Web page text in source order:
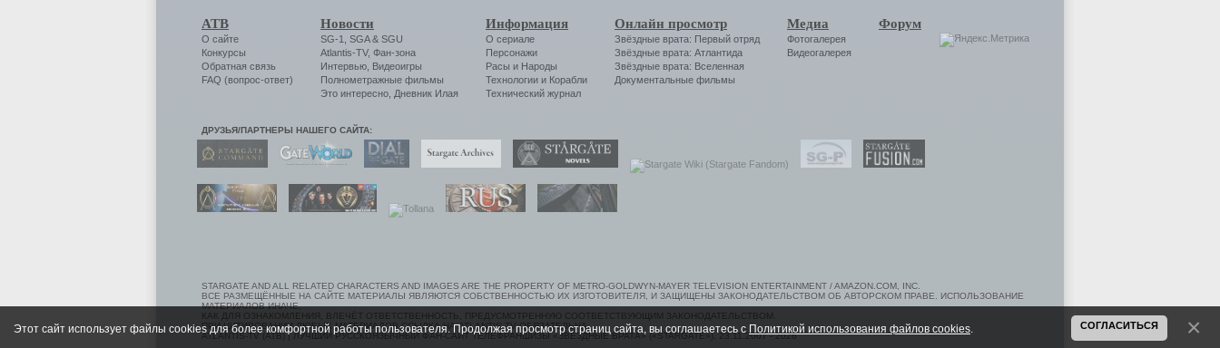
АТВ
О сайте
Конкурсы
Обратная связь
FAQ (вопрос-ответ)
Новости
SG-1 SGA& SGU
Atlantis-TV, Фан-зона
Интервью Видеоигры
Полнометражные фильмы
Это интересно Дневник Илая
Информация
О сериале
Персонажи
Расы и Народы
Технологии и Корабли
Технический журнал
Онлайн просмотр
Звёздные врата: Первый отряд
Звёздные врата: Атлантида
Звёздные врата: Вселенная
Документальные фильмы
Медиа
Фотогалерея
Видеогалерея
Форум
ДРУЗЬЯ/ПАРТНЕРЫ НАШЕГО САЙТА:
STARGATE AND ALL RELATED CHARACTERS AND IMAGES ARE THE PROPERTY OF METRO-GOLDWYN-MAYER TELEVISION ENTERTAINMENT / AMAZON.COM, INC.
ВСЕ РАЗМЕЩЁННЫЕ НА САЙТЕ МАТЕРИАЛЫ ЯВЛЯЮТСЯ СОБСТВЕННОСТЬЮ ИХ ИЗГОТОВИТЕЛЯ, И ЗАЩИЩЕНЫ ЗАКОНОДАТЕЛЬСТВОМ ОБ АВТОРСКОМ ПРАВЕ. ИСПОЛЬЗОВАНИЕ
МАТЕРИАЛОВ ИНАЧЕ,
КАК ДЛЯ ОЗНАКОМЛЕНИЯ, ВЛЕЧЁТ ОТВЕТСТВЕННОСТЬ, ПРЕДУСМОТРЕННУЮ СООТВЕТСТВУЮЩИМ ЗАКОНОДАТЕЛЬСТВОМ.
ПРИ ЦИТИРОВАНИИ ЛЮБЫХ МАТЕРИАЛОВ ССЫЛКА НА ATLANTIS-TV ОБЯЗАТЕЛЬНА.
ATLANTIS-TV (АТВ) | ЛУЧШИЙ РУССКОЯЗЫЧНЫЙ ФАН-САЙТ ТЕЛЕФРАНШИЗЫ «ЗВЁЗДНЫЕ ВРАТА» («STARGATE»), 23.11.2007 - 2026
Этот сайт использует файлы cookies для более комфортной работы пользователя. Продолжая просмотр страниц сайта, вы соглашаетесь с Политикой использования файлов cookies СОГЛАСИТЬСЯ